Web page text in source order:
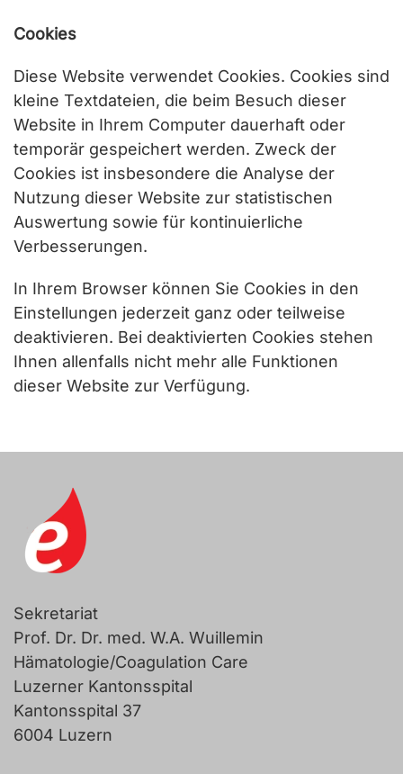
Cookies
Diese Website verwendet Cookies. Cookies sind
kleine Textdateien, die beim Besuch dieser
Website in Ihrem Computer dauerhaft oder
temporär gespeichert werden. Zweck der
Cookies ist insbesondere die Analyse der
Nutzung dieser Website zur statistischen
Auswertung sowie für kontinuierliche
Verbesserungen.
In Ihrem Browser können Sie Cookies in den
Einstellungen jederzeit ganz oder teilweise
deaktivieren. Bei deaktivierten Cookies stehen
Ihnen allenfalls nicht mehr alle Funktionen
dieser Website zur Verfügung.
Sekretariat
Prof. Dr. Dr. med. W.A. Wuillemin
Hämatologie/Coagulation Care
Luzerner Kantonsspital
Kantonsspital 37
6004 Luzern